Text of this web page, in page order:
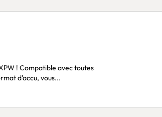
d'accu, vous...